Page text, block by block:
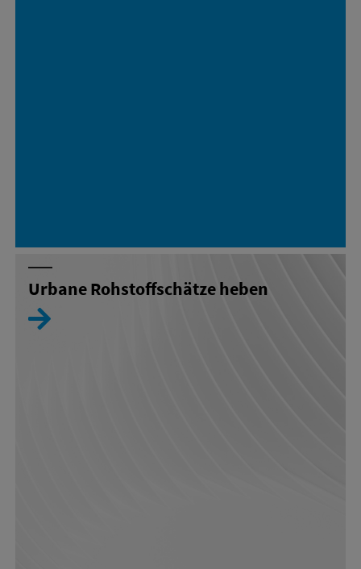
Urbane Rohstoffschätze heben